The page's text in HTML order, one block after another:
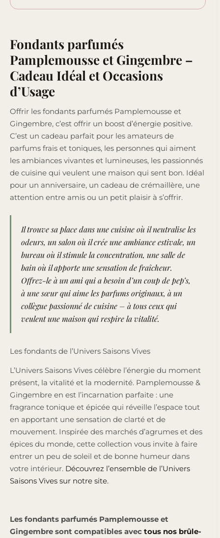
Fondants parfumés
Pamplemousse et Gingembre –
Cadeau Idéal et Occasions
d’Usage
Offrir les fondants parfumés Pamplemousse et
Gingembre, c’est offrir un boost d’énergie positive.
C’est un cadeau parfait pour les amateurs de
parfums frais et toniques, les personnes qui aiment
les ambiances vivantes et lumineuses, les passionnés
de cuisine qui veulent une maison qui sent bon. Idéal
pour un anniversaire, un cadeau de crémaillère, une
attention entre amis ou un petit plaisir à s’offrir.
Il trouve sa place dans une cuisine où il neutralise les
odeurs, un salon où il crée une ambiance estivale, un
bureau où il stimule la concentration, une salle de
bain où il apporte une sensation de fraîcheur.
Offrez-le à un ami qui a besoin d’un coup de pep’s,
à une sœur qui aime les parfums originaux, à un
collègue passionné de cuisine – à tous ceux qui
veulent une maison qui respire la vitalité.
Les fondants de l’Univers Saisons Vives
L’Univers Saisons Vives célèbre l’énergie du moment
présent, la vitalité et la modernité. Pamplemousse &
Gingembre en est l’incarnation parfaite : une
fragrance tonique et épicée qui réveille l’espace tout
en apportant une sensation de clarté et de
mouvement. Inspirée des marchés d’agrumes et des
épices du monde, cette collection vous invite à faire
entrer un peu de soleil et de bonne humeur dans
votre intérieur. Découvrez l’ensemble de l’Univers
Saisons Vives sur notre site.
Les fondants parfumés Pamplemousse et
Gingembre sont compatibles avec tous nos brûle-